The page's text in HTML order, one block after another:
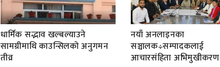
धार्मिक सद्भाव खल्बल्याउने
सामग्रीमाथि काउन्सिलको अनुगमन
तीव्र
नयाँ अनलाइनका
सञ्चालक÷सम्पादकलाई
आचारसंहिता अभिमुखीकरण